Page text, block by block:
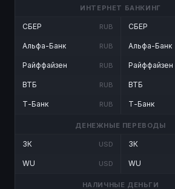
ИНТЕРНЕТ БАНКИНГ
СБЕР RUB
Альфа-Банк RUB
Райффайзен RUB
ВТБ RUB
Т-Банк RUB
СБЕР
Альфа-Банк
Райффайзен
ВТБ
Т-Банк
ДЕНЕЖНЫЕ ПЕРЕВОДЫ
ЗК USD
WU USD
ЗК
WU
НАЛИЧНЫЕ ДЕНЬГИ